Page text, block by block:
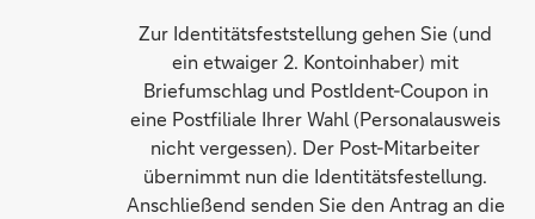
Zur Identitätsfeststellung gehen Sie (und
ein etwaiger 2. Kontoinhaber) mit
Briefumschlag und PostIdent-Coupon in
eine Postfiliale Ihrer Wahl (Personalausweis
nicht vergessen). Der Post-Mitarbeiter
übernimmt nun die Identitätsfestellung.
Anschließend senden Sie den Antrag an die